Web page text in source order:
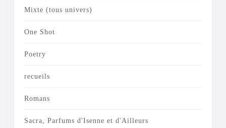
Mixte (tous univers)
One Shot
Poetry
recueils
Romans
Sacra, Parfums d'Isenne et d'Ailleurs